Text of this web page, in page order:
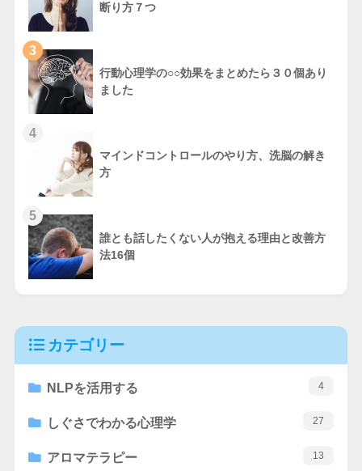
断り方７つ
3
行動心理学の○○効果をまとめたら３０個あり
ました
4
マインドコントロールのやり方、洗脳の解き
方
5
誰とも話したくない人が抱える理由と改善方
法16個
カテゴリー
NLPを活用する 4
しぐさでわかる心理学 27
アロマテラピー 13